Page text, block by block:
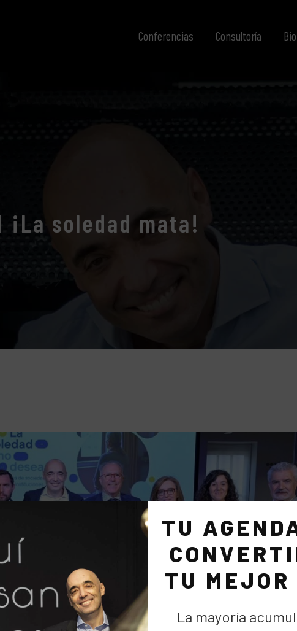
Conferencias Consultoría Bio
¡La soledad mata!
TU
TU MEJOR
La mayoría